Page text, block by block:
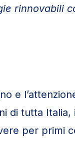
rinnovabili
e
di tutta
per primi